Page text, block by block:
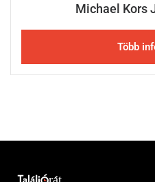
Michael Kors
Több